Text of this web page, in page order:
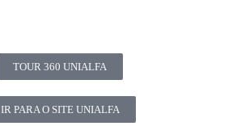
TOUR 360 UNIALFA
IR PARA O SITE UNIALFA